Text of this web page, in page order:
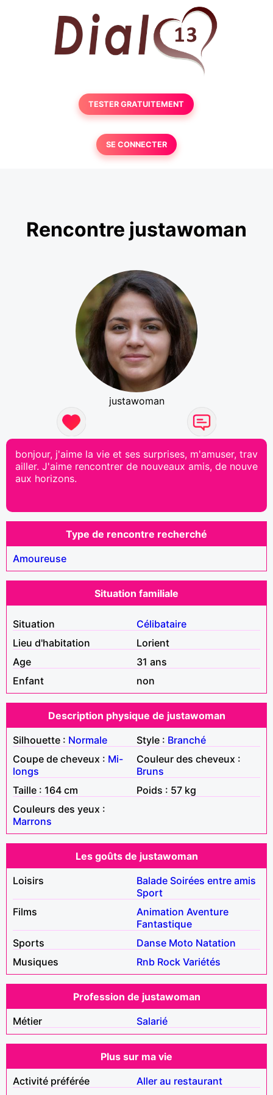
TESTER GRATUITEMENT
SE CONNECTER
Rencontre justawoman
justawoman
bonjour, j'aime la vie et ses surprises, m'amuser, trav
ailler. J'aime rencontrer de nouveaux amis, de nouve
aux horizons.
Type de rencontre recherché
Amoureuse
Situation familiale
Situation
Célibataire
Lieu d'habitation
Lorient
Age
31 ans
Enfant
non
Description physique de justawoman
Silhouette : Normale Style : Branché
Coupe de cheveux : Mi-
longs
Couleur des cheveux :
Bruns
Taille : 164 cm
Poids : 57 kg
Couleurs des yeux :
Marrons
Les goûts de justawoman
Loisirs
Balade Soirées entre amis
Sport
Films
Animation Aventure
Fantastique
Sports
Danse Moto Natation
Musiques
Rnb Rock Variétés
Profession de justawoman
Métier
Salarié
Plus sur ma vie
Activité préférée
Aller au restaurant